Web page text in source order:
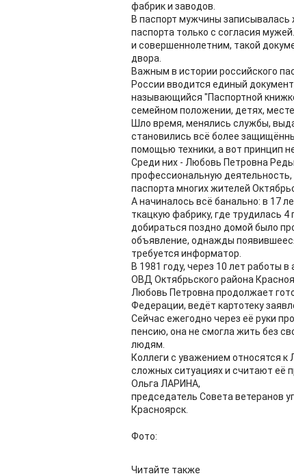
фабрик и заводов.
В паспорт мужчины
паспорта только с согласия
и совершеннолетним, такой
двора.
Важным в истории российского
России вводится единый
называющийся "Паспортной
семейном положении, детях,
Шло время, менялись службы,
становились всё более
помощью техники, а вот принцип
Среди них - Любовь Петровна
профессиональную деятельность,
паспорта многих жителей
А начиналось всё банально: в 17
ткацкую фабрику, где трудилась
добираться поздно домой было
объявление, однажды
требуется информатор.
В 1981 году, через 10 лет работы
ОВД Октябрьского района
Любовь Петровна продолжает
Федерации, ведёт картотеку
Сейчас ежегодно через её руки
пенсию, она не смогла жить без
людям.
Коллеги с уважением относятся
сложных ситуациях и считают её
Ольга ЛАРИНА,
председатель Совета ветеранов
Красноярск.
Фото:
Читайте также